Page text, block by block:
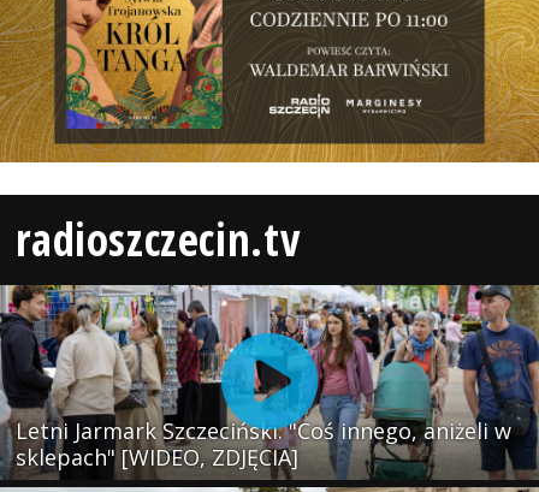
radioszczecin.tv
Letni Jarmark Szczeciński. "Coś innego, aniżeli w
sklepach" [WIDEO, ZDJĘCIA]